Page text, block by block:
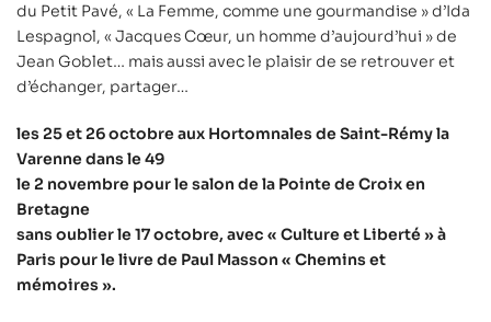
du Petit Pavé, « La Femme, comme une gourmandise » d’Ida
Lespagnol, « Jacques Cœur, un homme d’aujourd’hui » de
Jean Goblet… mais aussi avec le plaisir de se retrouver et
d’échanger, partager…
les 25 et 26 octobre aux Hortomnales de Saint-Rémy la
Varenne dans le 49
le 2 novembre pour le salon de la Pointe de Croix en
Bretagne
sans oublier le 17 octobre, avec « Culture et Liberté » à
Paris pour le livre de Paul Masson « Chemins et
mémoires ».